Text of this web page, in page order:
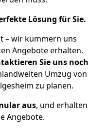
Lösung für Sie.
– wir kümmern uns
Angebote erhalten.
Sie uns noch
Umzug von
zu planen.
aus, und erhalten
Angebote.